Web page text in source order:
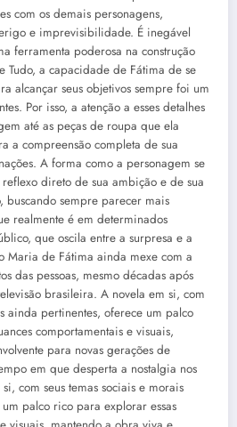
com os demais personagens,
e imprevisibilidade. É inegável
ferramenta poderosa na construção
Tudo, a capacidade de Fátima de se
alcançar seus objetivos sempre foi um
Por isso, a atenção a esses detalhes
até as peças de roupa que ela
a compreensão completa de sua
A forma como a personagem se
direto de sua ambição e de sua
buscando sempre parecer mais
realmente é em determinados
que oscila entre a surpresa e a
Maria de Fátima ainda mexe com a
das pessoas, mesmo décadas após
brasileira. A novela em si, com
ainda pertinentes, oferece um palco
comportamentais e visuais,
para novas gerações de
em que desperta a nostalgia nos
com seus temas sociais e morais
palco rico para explorar essas